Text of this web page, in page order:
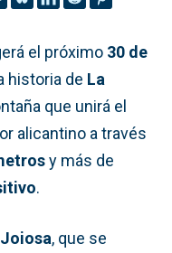
el próximo 30 de
historia de La
que unirá el
alicantino a través
y más de
.
, que se